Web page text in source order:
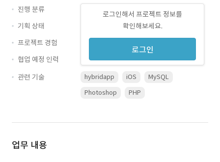
로그인해서 프로젝트 정보를
확인해보세요.
로그인
진행 분류
기획 상태
프로젝트 경험
협업 예정 인력
관련 기술
hybridapp iOS
MySQL
Photoshop
PHP
업무 내용